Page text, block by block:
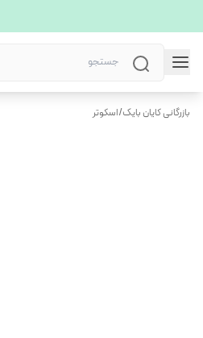
بازرگانی کایان بایک/اسکوتر